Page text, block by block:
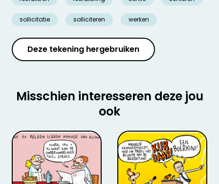
sollicitatie solliciteren werken
Deze tekening hergebruiken
Misschien interesseren deze jou
ook